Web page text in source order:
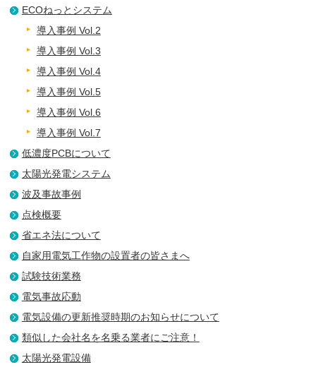
ECOねっとシステム
導入事例 Vol.2
導入事例 Vol.3
導入事例 Vol.4
導入事例 Vol.5
導入事例 Vol.6
導入事例 Vol.7
低濃度PCBについて
太陽光発電システム
波及事故事例
点検概要
省エネ法について
自家用電気工作物の設置者の皆さまへ
試験技術業務
電気事故応動
電気設備の更新推奨時期のお知らせについて
類似した会社名を名乗る業者にご注意！
太陽光発電設備